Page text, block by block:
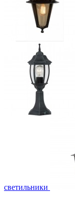
светильники